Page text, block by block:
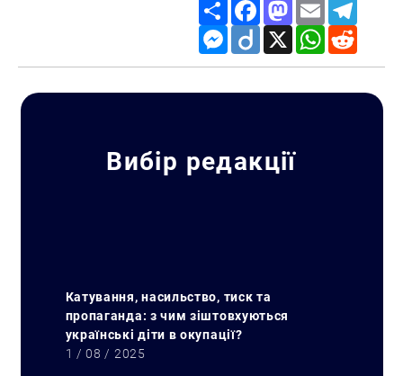
Share FacebookMastodon
Email
Messenger
Diigo X WhatsApp
Вибір редакції
Катування, насильство, тиск та
пропаганда: з чим зіштовхуються
українські діти в окупації?
1 / 08 / 2025